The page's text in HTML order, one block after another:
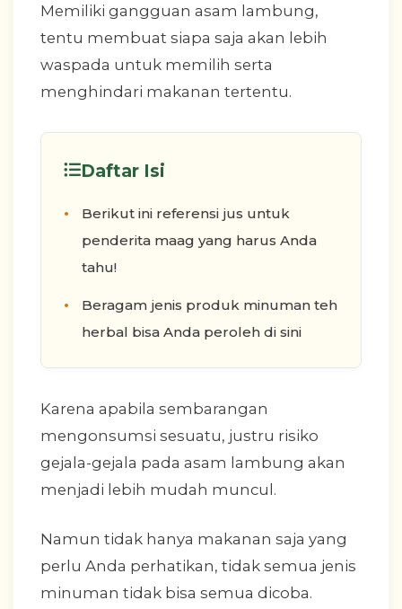
Memiliki gangguan asam lambung,
tentu membuat siapa saja akan lebih
waspada untuk memilih serta
menghindari makanan tertentu.
Daftar Isi
Berikut ini referensi jus untuk
penderita maag yang harus Anda
tahu!
Beragam jenis produk minuman teh
herbal bisa Anda peroleh di sini
Karena apabila sembarangan
mengonsumsi sesuatu, justru risiko
gejala-gejala pada asam lambung akan
menjadi lebih mudah muncul.
Namun tidak hanya makanan saja yang
perlu Anda perhatikan, tidak semua jenis
minuman tidak bisa semua dicoba.